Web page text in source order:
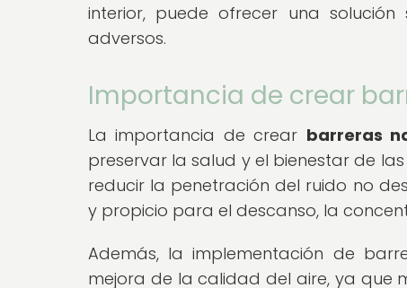
interior, puede ofrecer una
adversos.
Importancia de crear
La importancia de crear barreras
preservar la salud y el bienestar de
reducir la penetración del ruido no
y propicio para el descanso, la
Además, la implementación de
mejora de la calidad del aire, ya que